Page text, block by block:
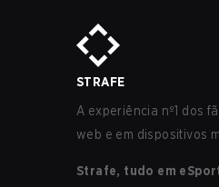
STRAFE
A experiência nº1 dos
web e em dispositivos
Strafe, tudo em